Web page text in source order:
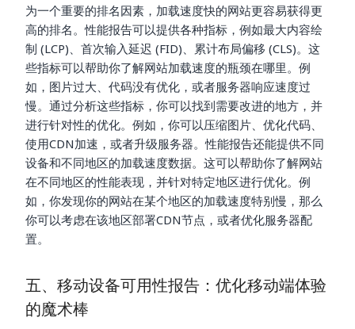
为一个重要的排名因素，加载速度快的网站更容易获得更
高的排名。性能报告可以提供各种指标，例如最大内容绘
制 (LCP)、首次输入延迟 (FID)、累计布局偏移 (CLS)。这
些指标可以帮助你了解网站加载速度的瓶颈在哪里。例
如，图片过大、代码没有优化，或者服务器响应速度过
慢。通过分析这些指标，你可以找到需要改进的地方，并
进行针对性的优化。例如，你可以压缩图片、优化代码、
使用CDN加速，或者升级服务器。性能报告还能提供不同
设备和不同地区的加载速度数据。这可以帮助你了解网站
在不同地区的性能表现，并针对特定地区进行优化。例
如，你发现你的网站在某个地区的加载速度特别慢，那么
你可以考虑在该地区部署CDN节点，或者优化服务器配
置。
五、移动设备可用性报告：优化移动端体验
的魔术棒